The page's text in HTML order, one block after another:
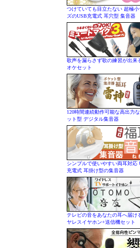
つけていても目立たない 超極小
ズのUSB充電式 耳穴型 集音器
歌声を漏らさず歌の練習が出来
オケセット
120時間連続動作可能な高出力
ット型 デジタル集音器
シンプルで使いやすい両耳対応
充電式 耳掛け型の集音器
テレビの音をあなたの耳へ届け
ヤレスイヤホン+送信機セット